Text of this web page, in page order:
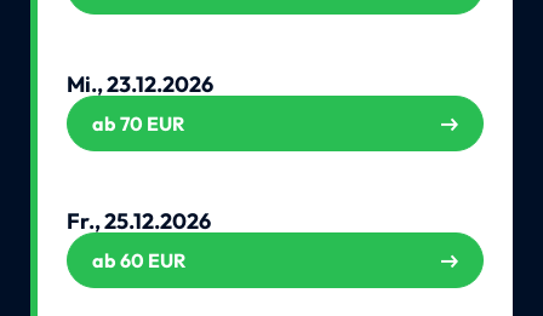
Mi., 23.12.2026
ab 70 EUR
Fr., 25.12.2026
ab 60 EUR